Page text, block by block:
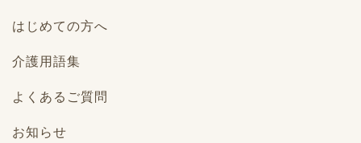
はじめての方へ
介護用語集
よくあるご質問
お知らせ